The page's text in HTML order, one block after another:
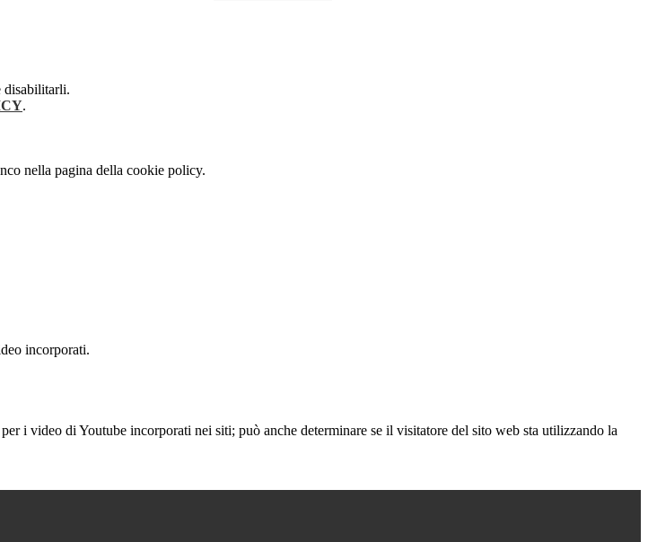
disabilitarli.
.
nella pagina della cookie policy.
incorporati.
i video di Youtube incorporati nei siti; può anche determinare se il visitatore del sito web sta utilizzando la